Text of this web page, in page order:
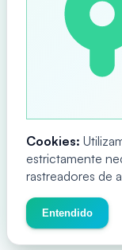
Cookies:
estrictamente
rastreadores de
Entendido